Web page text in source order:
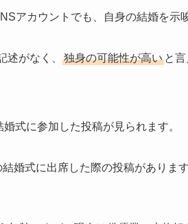
アカウントでも、自身の結婚を示
がなく、 独身の可能性が高い と言
式に参加した投稿が見られます。
婚式に出席した際の投稿がありま